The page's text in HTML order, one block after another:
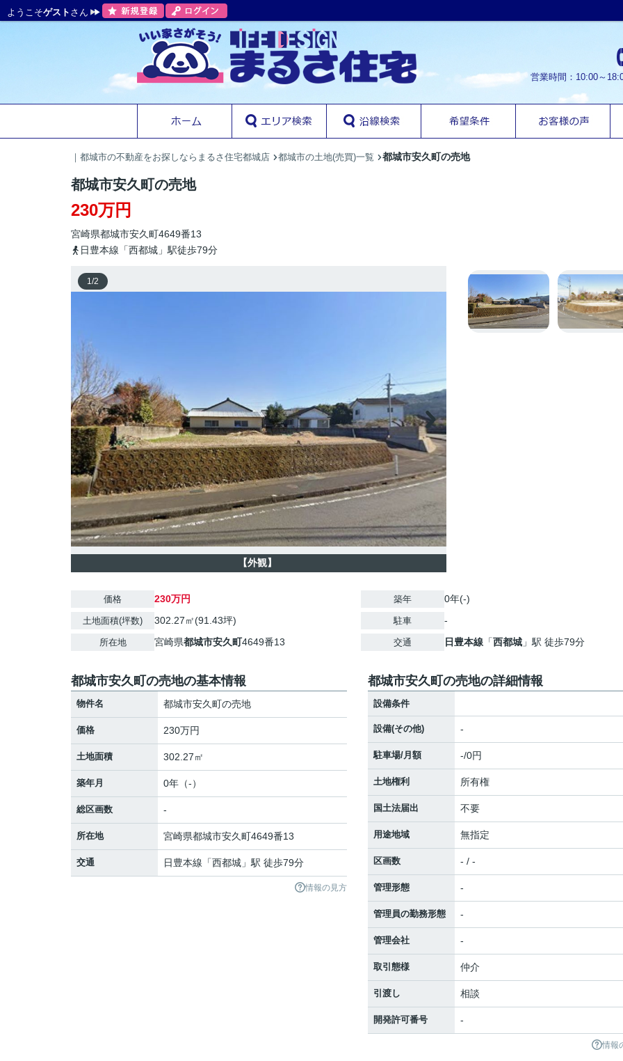
ようこそゲスト さん
営業時間：10:00～
｜都城市の不動産をお探しならまるさ住宅都城店 都城市の土地(売買)一覧 都城市安久町の売地
都城市安久町の売地
230万円
宮崎県都城市安久町4649番13
日豊本線「西都城」駅徒歩79分
1/2
【外観】
価格 230万円
土地面積(坪数) 302.27㎡(91.43坪)
所在地 宮崎県都城市安久町4649番13
築年 0年(-)
駐車 -
交通 日豊本線 「西都城 」駅 徒歩79分
都城市安久町の売地の基本情報
物件名 都城市安久町の売地
価格 230万円
土地面積 302.27㎡
築年月 0年（-）
総区画数 -
所在地 宮崎県都城市安久町4649番13
交通 日豊本線 「西都城 」駅 徒歩79分
情報の見方
都城市安久町の売地の詳細情報
設備条件
設備(その他) -
駐車場/月額 -/0円
土地権利 所有権
国土法届出 不要
用途地域 無指定
区画数 - / -
管理形態 -
管理員の勤務形態 -
管理会社 -
取引態様 仲介
引渡し 相談
開発許可番号 -
情報